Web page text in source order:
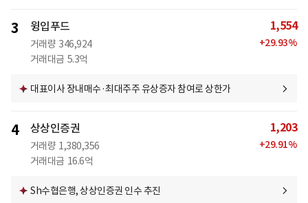
3 윙입푸드
거래량 346,924
거래대금 5.3억
1,554
+29.93%
대표이사 장내매수·최대주주 유상증자 참여로 상한가
4 상상인증권
거래량 1,380,356
거래대금 16.6억
1,203
+29.91%
Sh수협은행, 상상인증권 인수 추진